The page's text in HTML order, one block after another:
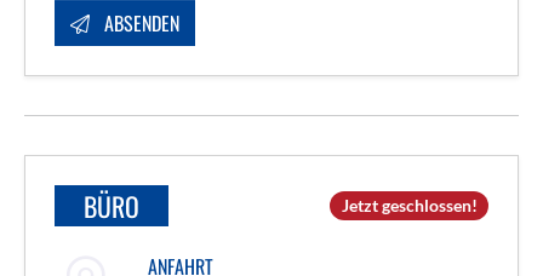
ABSENDEN
BÜRO Jetzt geschlossen!
ANFAHRT